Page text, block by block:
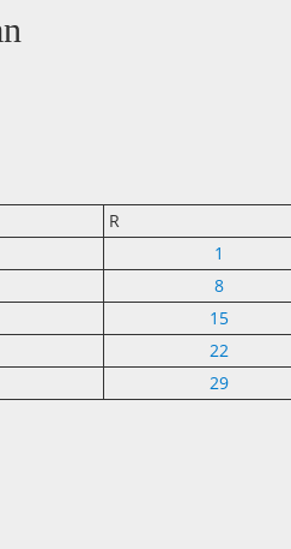
R
1
8
15
22
29